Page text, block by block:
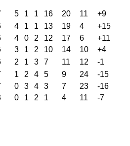
5 1 1 16 20 11
+9
4 1 1 13 19 4
+15
4 0 2 12 17 6
+11
3 1 2 10 14 10
+4
2 1 3 7 11 12
-1
1 2 4 5 9 24
-15
0 3 4 3 7 23
-16
0 1 2 1 4 11 -7